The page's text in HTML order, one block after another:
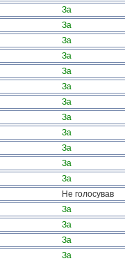
За
За
За
За
За
За
За
За
За
За
За
За
Не голосував
За
За
За
За